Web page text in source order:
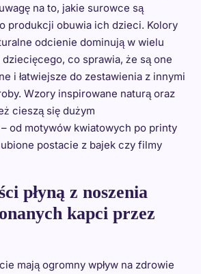
na to, jakie surowce są
produkcji obuwia ich dzieci. Kolory
odcienie dominują w wielu
co sprawia, że są one
i łatwiejsze do zestawienia z innymi
Wzory inspirowane naturą oraz
cieszą się dużym
od motywów kwiatowych po printy
postacie z bajek czy filmy
płyną z noszenia
kapci przez
mają ogromny wpływ na zdrowie